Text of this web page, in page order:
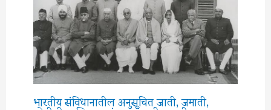
भारतीय संविधानातील अनुसूचित जाती, जमाती,